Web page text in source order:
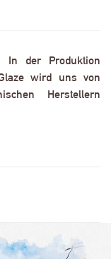
In der Produktion
wird uns von
Herstellern